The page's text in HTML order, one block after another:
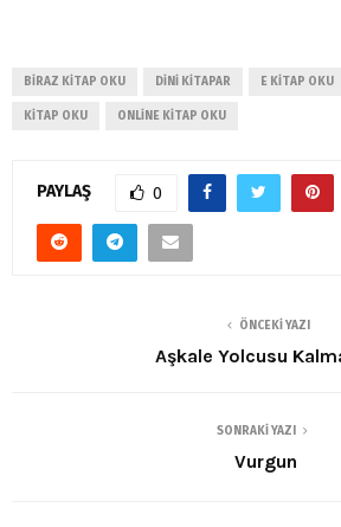
BIRAZ KITAP OKU DINI KITAPAR E KITAP OKU
KITAP OKU ONLINE KITAP OKU
PAYLAŞ 0
ÖNCEKI YAZI
Aşkale Yolcusu
SONRAKI YAZI
Vurgun